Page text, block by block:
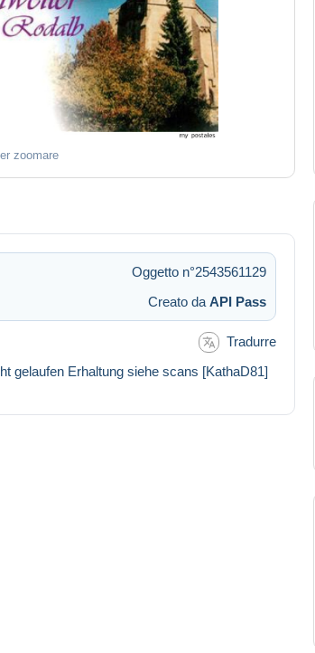
zoomare
Oggetto n°2543561129
Creato da API Pass
Tradurre
gelaufen Erhaltung siehe scans [KathaD81]